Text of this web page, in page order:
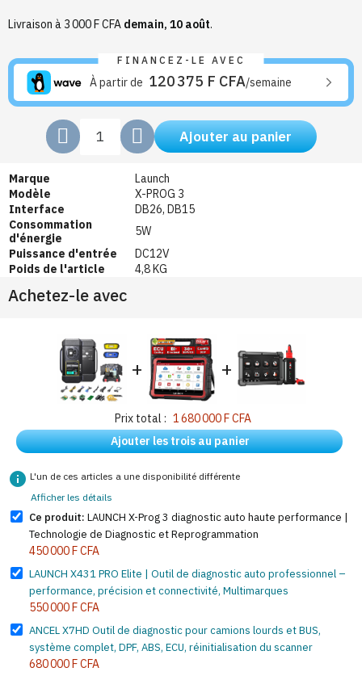
Livraison à 3 000 F CFA demain, 10 août.
FINANCEZ-LE AVEC
À partir de 120 375 F CFA/semaine
Ajouter au panier
Marque
Launch
Modèle
X-PROG 3
Interface
DB26, DB15
Consommation
d'énergie
5W
Puissance d'entrée
DC12V
Poids de l'article
4,8 KG
Achetez-le avec
+ +
Prix total : 1 680 000 F CFA
Ajouter les trois au panier
info L'un de ces articles a une disponibilité différente
Afficher les détails
Ce produit: LAUNCH X-Prog 3 diagnostic auto haute performance |
Technologie de Diagnostic et Reprogrammation
450 000 F CFA
LAUNCH X431 PRO Elite | Outil de diagnostic auto professionnel –
performance, précision et connectivité, Multimarques
550 000 F CFA
ANCEL X7HD Outil de diagnostic pour camions lourds et BUS,
système complet, DPF, ABS, ECU, réinitialisation du scanner
680 000 F CFA